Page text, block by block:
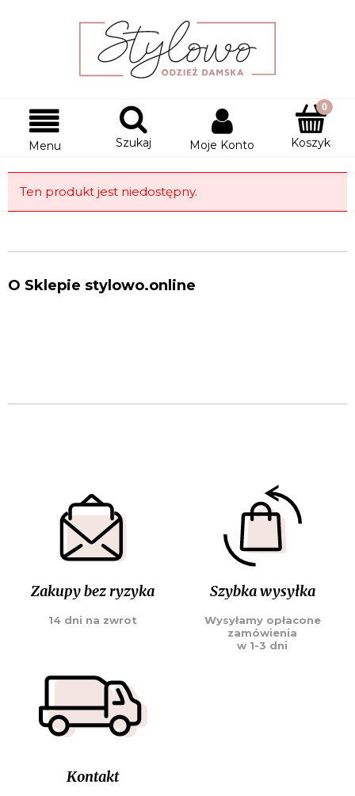
Menu Szukaj Moje Konto Koszyk
Ten produkt jest niedostępny.
O Sklepie stylowo.online
Zakupy bez ryzyka
14 dni na zwrot
Szybka wysyłka
Wysyłamy opłacone
zamówienia
w 1-3 dni
Kontakt